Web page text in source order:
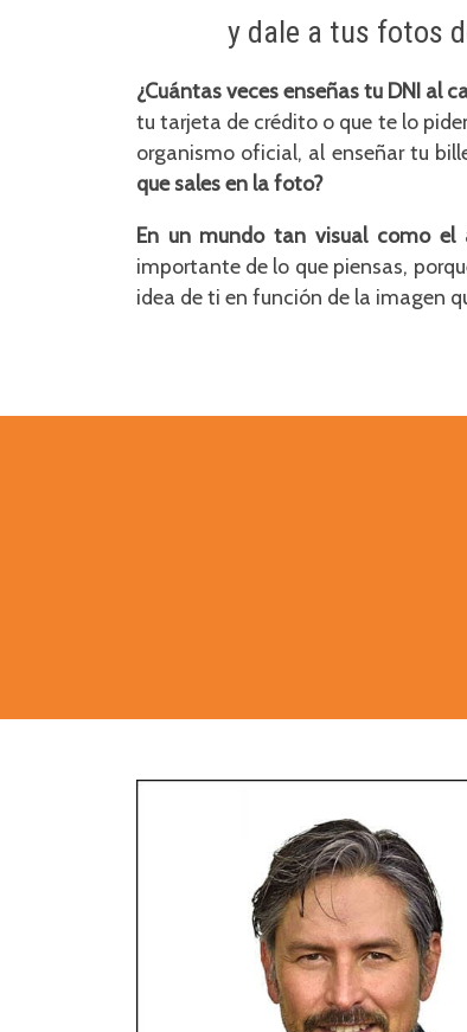
y dale a tus fotos
¿Cuántas veces enseñas tu DNI al
tu tarjeta de crédito o que te lo
organismo oficial, al enseñar tu
que sales en la foto?
En un mundo tan visual como
importante de lo que piensas,
idea de ti en función de la imagen